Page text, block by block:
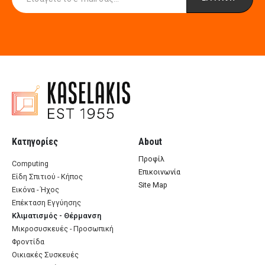
Κατηγορίες
Computing
Είδη Σπιτιού - Κήπος
Εικόνα - Ήχος
Επέκταση Εγγύησης
Κλιματισμός - Θέρμανση
Μικροσυσκευές - Προσωπική
Φροντίδα
Οικιακές Συσκευές
About
Προφίλ
Επικοινωνία
Site Map